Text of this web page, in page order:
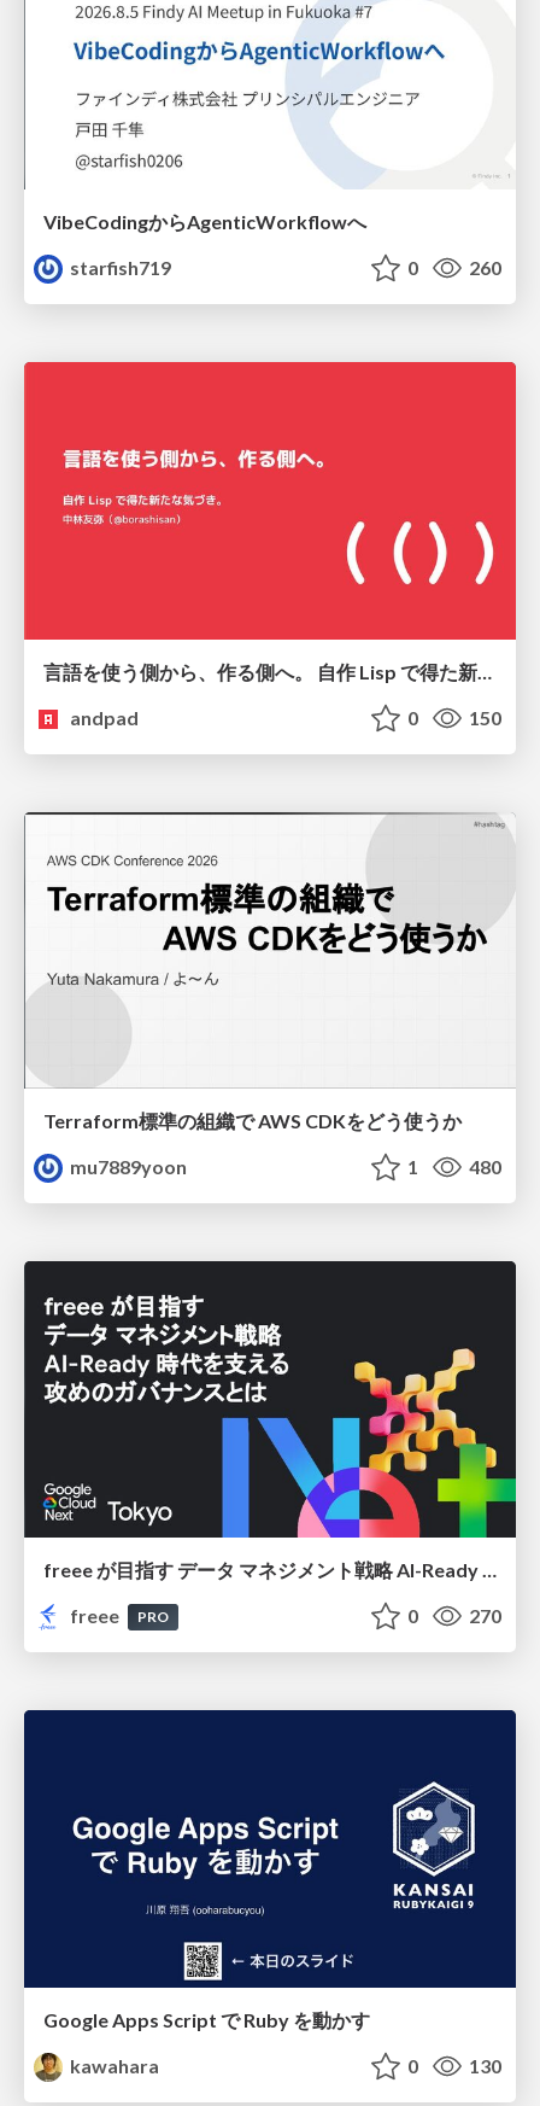
VibeCodingからAgenticWorkflowへ
starfish719
0 260
andpad
0 150
Terraform標準の組織で AWS CDKをどう使うか
mu7889yoon
1 480
freee が目指す データ マネジメント戦略 AI-Ready 時代を支える 攻めのガバナンスとは
freee
PRO 0 270
Google Apps Script で Ruby を動かす
kawahara
0 130